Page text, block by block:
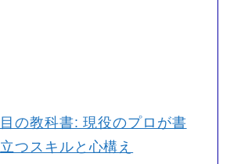
の教科書: 現役のプロが書
つスキルと心構え